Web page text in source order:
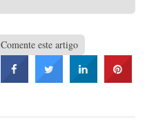
Comente este artigo